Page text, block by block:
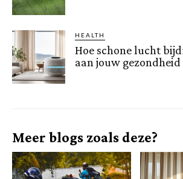
HEALTH
Hoe schone lucht
aan jouw gezondheid
Meer blogs zoals deze?